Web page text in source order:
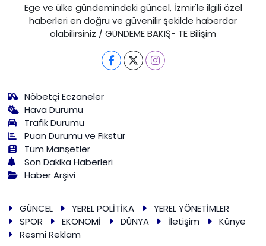
Ege ve ülke gündemindeki güncel, İzmir'le ilgili özel
haberleri en doğru ve güvenilir şekilde haberdar
olabilirsiniz / GÜNDEME BAKIŞ- TE Bilişim
Nöbetçi Eczaneler
Hava Durumu
Trafik Durumu
Puan Durumu ve Fikstür
Tüm Manşetler
Son Dakika Haberleri
Haber Arşivi
GÜNCEL YEREL POLİTİKA
YEREL YÖNETİMLER
SPOR
EKONOMİ DÜNYA İletişim
Künye
Resmi Reklam